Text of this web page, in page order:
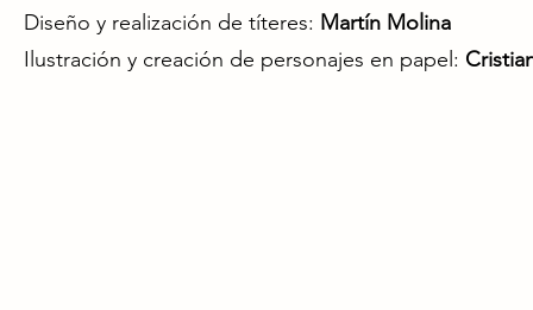
Diseño y realización de títeres: Martín Molina
Ilustración y creación de personajes en papel: